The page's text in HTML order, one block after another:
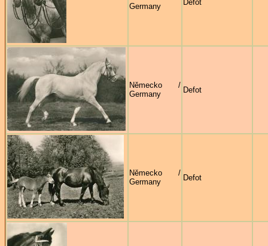
Germany
Defot
Německo /
Germany
Defot
Německo /
Germany
Defot